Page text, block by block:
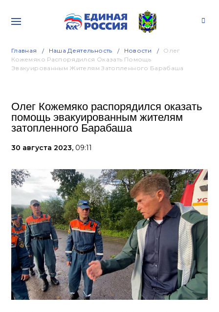
Главная Наша Деятельность Новости
Олег
Кожемяко Распорядился Оказать Помощь
Эвакуированным Жителям Затопленного Барабаша
Олег Кожемяко распорядился оказать
помощь эвакуированным жителям
затопленного Барабаша
30 августа 2023, 09:11